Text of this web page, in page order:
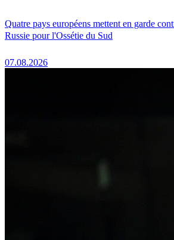
Quatre pays européens mettent en garde
Russie pour l'Ossétie du Sud
07.08.2026